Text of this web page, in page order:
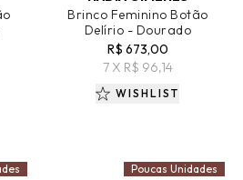
Brinco Feminino Botão
Delírio - Dourado
R$ 673,00
7 X R$ 96,14
WISHLIST
Poucas Unidades